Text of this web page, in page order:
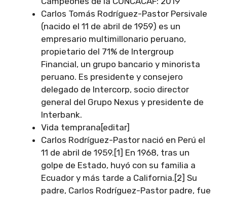
Carlos Tomás Rodríguez-Pastor Persivale
(nacido el 11 de abril de 1959) es un
empresario multimillonario peruano,
propietario del 71% de Intergroup
Financial, un grupo bancario y minorista
peruano. Es presidente y consejero
delegado de Intercorp, socio director
general del Grupo Nexus y presidente de
Interbank.
Vida temprana[editar]
Carlos Rodríguez-Pastor nació en Perú el
11 de abril de 1959.[1] En 1968, tras un
golpe de Estado, huyó con su familia a
Ecuador y más tarde a California.[2] Su
padre, Carlos Rodríguez-Pastor padre, fue